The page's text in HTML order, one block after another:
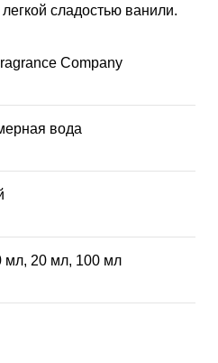
сладостью ванили.
Company
вода
мл, 20 мл, 100 мл